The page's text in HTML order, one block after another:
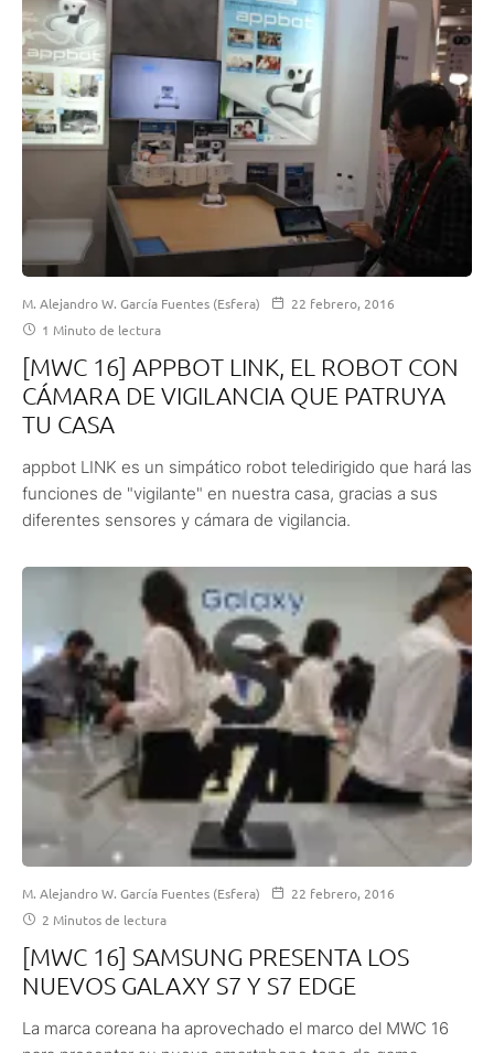
M. Alejandro W. García Fuentes (Esfera)
22 febrero, 2016
1 Minuto de lectura
[MWC 16] APPBOT LINK, EL ROBOT CON
CÁMARA DE VIGILANCIA QUE PATRUYA
TU CASA
appbot LINK es un simpático robot teledirigido que hará las
funciones de "vigilante" en nuestra casa, gracias a sus
diferentes sensores y cámara de vigilancia.
M. Alejandro W. García Fuentes (Esfera)
22 febrero, 2016
2 Minutos de lectura
[MWC 16] SAMSUNG PRESENTA LOS
NUEVOS GALAXY S7 Y S7 EDGE
La marca coreana ha aprovechado el marco del MWC 16